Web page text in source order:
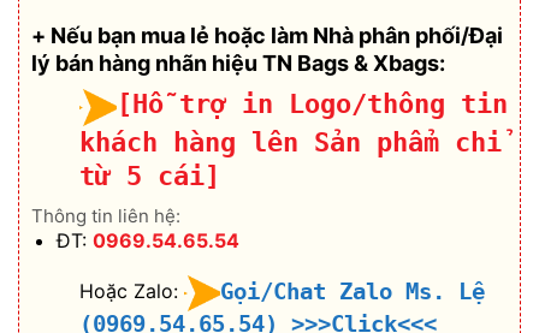
+ Nếu bạn mua lẻ hoặc làm Nhà phân phối/Đại
lý bán hàng nhãn hiệu TN Bags & Xbags:
[Hỗ trợ in Logo/thông tin
khách hàng lên Sản phẩm chỉ
từ 5 cái]
Thông tin liên hệ:
ĐT: 0969.54.65.54
Hoặc Zalo:
Gọi/Chat Zalo Ms. Lệ
(0969.54.65.54)
>>>Click<<<